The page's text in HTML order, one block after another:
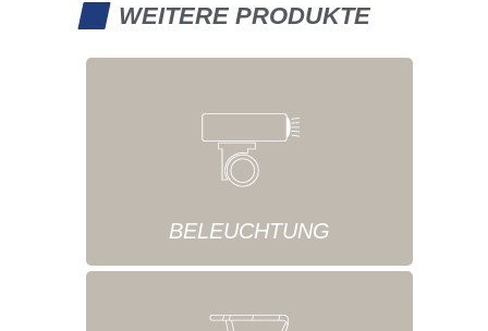
WEITERE PRODUKTE
BELEUCHTUNG